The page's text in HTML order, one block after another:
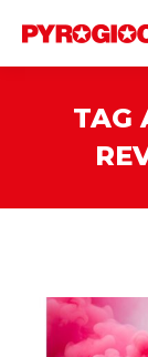
TAG